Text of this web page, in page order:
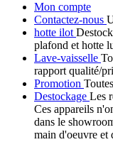
Mon compte
Contactez-nous
hotte ilot
plafond et hotte
Lave-vaisselle
rapport qualité/
Promotion
Destockage Les
Ces appareils
dans le
main d'oeuvre et